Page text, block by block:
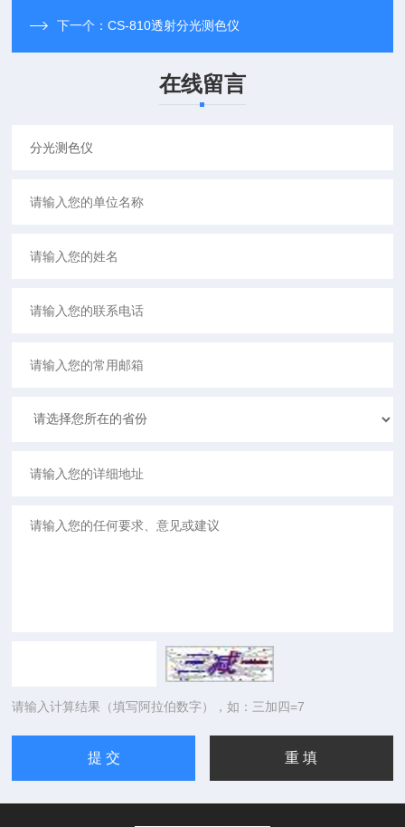
下一个：CS-810透射分光测色仪
在线留言
请输入计算结果（填写阿拉伯数字），如：三加四=7